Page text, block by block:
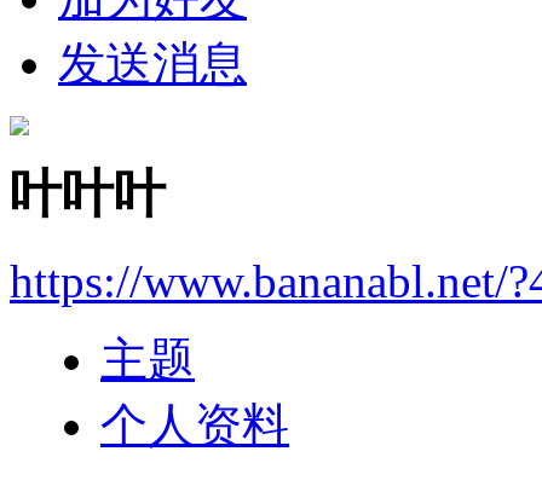
发送消息
叶叶叶
https://www.bananabl.net/
主题
个人资料